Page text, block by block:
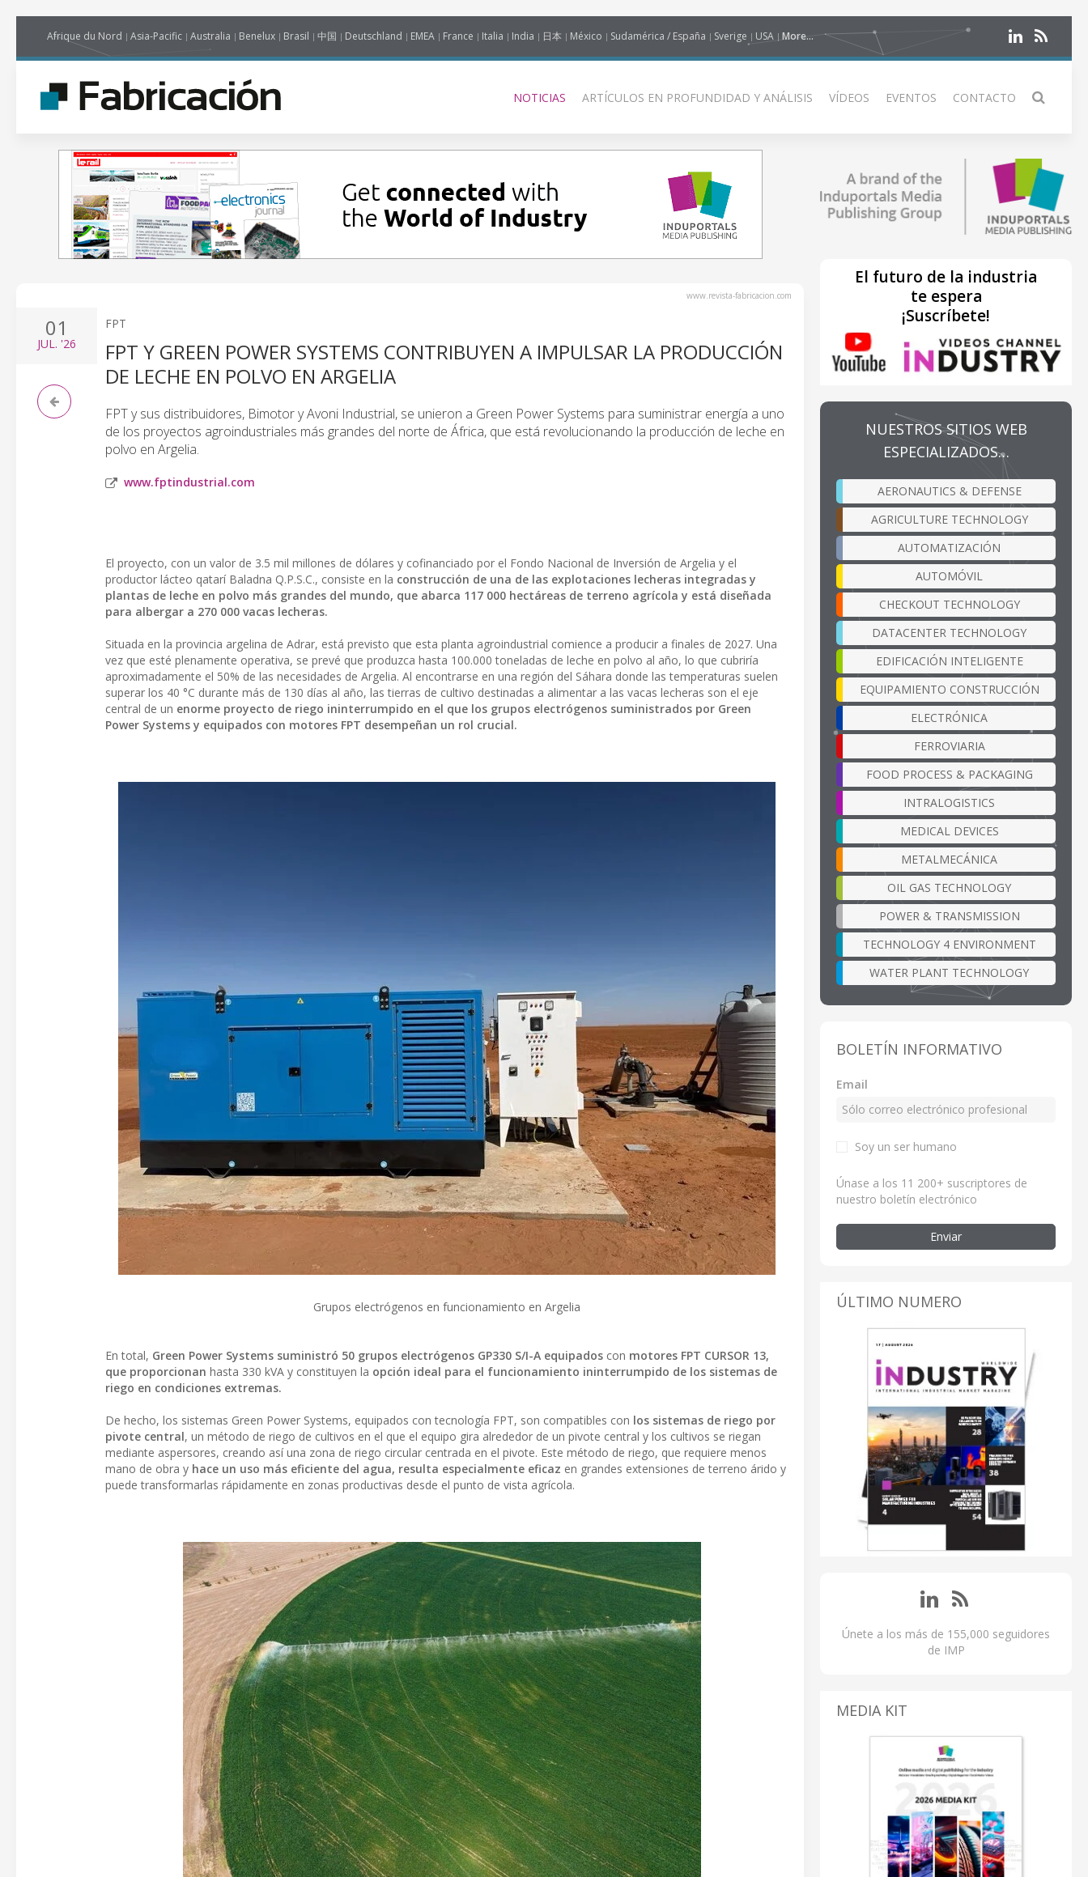
Afrique du Nord Asia-Pacific Australia Benelux Brasil 中国 Deutschland EMEA France Italia India 日本 México Sudamérica / España Sverige USA More...
NOTICIAS ARTÍCULOS EN PROFUNDIDAD Y ANÁLISIS VÍDEOS EVENTOS CONTACTO
www.revista-fabricacion.com
01
JUL. '26
FPT
FPT Y GREEN POWER SYSTEMS CONTRIBUYEN A IMPULSAR LA PRODUCCIÓN
DE LECHE EN POLVO EN ARGELIA
FPT y sus distribuidores, Bimotor y Avoni Industrial, se unieron a Green Power Systems para suministrar energía a uno
de los proyectos agroindustriales más grandes del norte de África, que está revolucionando la producción de leche en
polvo en Argelia.
www.fptindustrial.com
El proyecto, con un valor de 3.5 mil millones de dólares y cofinanciado por el Fondo Nacional de Inversión de Argelia y el
productor lácteo qatarí Baladna Q.P.S.C., consiste en la construcción de una de las explotaciones lecheras integradas y
plantas de leche en polvo más grandes del mundo, que abarca 117 000 hectáreas de terreno agrícola y está diseñada
para albergar a 270 000 vacas lecheras.
Situada en la provincia argelina de Adrar, está previsto que esta planta agroindustrial comience a producir a finales de 2027. Una
vez que esté plenamente operativa, se prevé que produzca hasta 100.000 toneladas de leche en polvo al año, lo que cubriría
aproximadamente el 50% de las necesidades de Argelia. Al encontrarse en una región del Sáhara donde las temperaturas suelen
superar los 40 °C durante más de 130 días al año, las tierras de cultivo destinadas a alimentar a las vacas lecheras son el eje
central de un enorme proyecto de riego ininterrumpido en el que los grupos electrógenos suministrados por Green
Power Systems y equipados con motores FPT desempeñan un rol crucial.
Grupos electrógenos en funcionamiento en Argelia
En total, Green Power Systems suministró 50 grupos electrógenos GP330 S/I-A equipados con motores FPT CURSOR 13,
que proporcionan hasta 330 kVA y constituyen la opción ideal para el funcionamiento ininterrumpido de los sistemas de
riego en condiciones extremas.
De hecho, los sistemas Green Power Systems, equipados con tecnología FPT, son compatibles con los sistemas de riego por
pivote central, un método de riego de cultivos en el que el equipo gira alrededor de un pivote central y los cultivos se riegan
mediante aspersores, creando así una zona de riego circular centrada en el pivote. Este método de riego, que requiere menos
mano de obra y hace un uso más eficiente del agua, resulta especialmente eficaz en grandes extensiones de terreno árido y
puede transformarlas rápidamente en zonas productivas desde el punto de vista agrícola.
El futuro de la industria
te espera
¡Suscríbete!
NUESTROS SITIOS WEB
ESPECIALIZADOS…
AERONAUTICS & DEFENSE
AGRICULTURE TECHNOLOGY
AUTOMATIZACIÓN
AUTOMÓVIL
CHECKOUT TECHNOLOGY
DATACENTER TECHNOLOGY
EDIFICACIÓN INTELIGENTE
EQUIPAMIENTO CONSTRUCCIÓN
ELECTRÓNICA
FERROVIARIA
FOOD PROCESS & PACKAGING
INTRALOGISTICS
MEDICAL DEVICES
METALMECÁNICA
OIL GAS TECHNOLOGY
POWER & TRANSMISSION
TECHNOLOGY 4 ENVIRONMENT
WATER PLANT TECHNOLOGY
BOLETÍN INFORMATIVO
Email
Soy un ser humano
Únase a los 11 200+ suscriptores de
nuestro boletín electrónico
Enviar
ÚLTIMO NUMERO
Únete a los más de 155,000 seguidores
de IMP
MEDIA KIT